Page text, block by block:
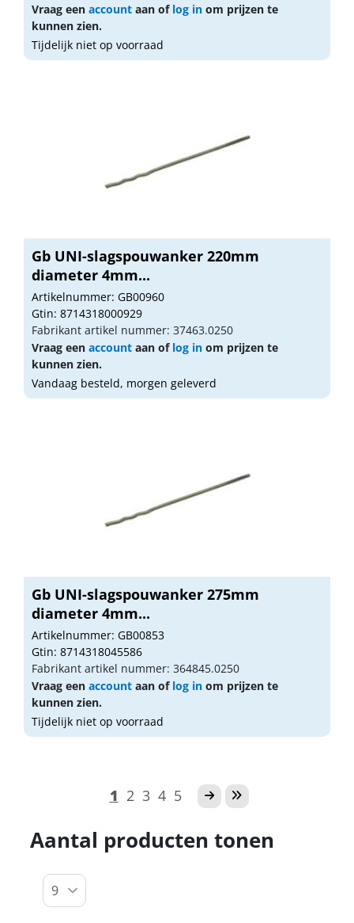
Vraag een account aan of log in om prijzen te
kunnen zien.
Tijdelijk niet op voorraad
Gb UNI-slagspouwanker 220mm
diameter 4mm...
Artikelnummer: GB00960
Gtin: 8714318000929
Fabrikant artikel nummer: 37463.0250
Vraag een account aan of log in om prijzen te
kunnen zien.
Vandaag besteld, morgen geleverd
Gb UNI-slagspouwanker 275mm
diameter 4mm...
Artikelnummer: GB00853
Gtin: 8714318045586
Fabrikant artikel nummer: 364845.0250
Vraag een account aan of log in om prijzen te
kunnen zien.
Tijdelijk niet op voorraad
1 2 3 4 5
Aantal producten tonen